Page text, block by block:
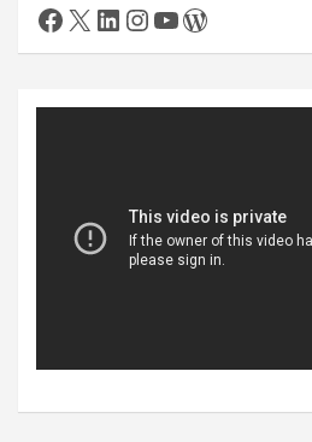
Facebook
X LinkedIn
Instagram
YouTube
WordPress